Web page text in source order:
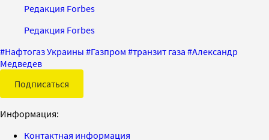
Редакция Forbes
Редакция Forbes
#Нафтогаз Украины #Газпром #транзит газа #Александр
Медведев
Подписаться
Информация:
Контактная информация